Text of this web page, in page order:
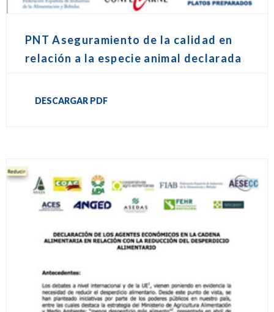
PNT Aseguramiento de la calidad en
relación a la especie animal declarada
DESCARGAR PDF